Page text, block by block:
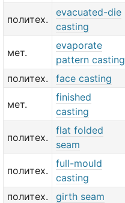
политех.
evacuated-die
casting
мет.
evaporate
pattern casting
политех.
face casting
мет.
finished
casting
политех.
flat folded
seam
политех.
full-mould
casting
политех.
girth seam